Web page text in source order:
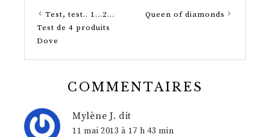
Test, test.. 1…2…
Test de 4 produits
Dove
Queen of diamonds
COMMENTAIRES
Mylène J. dit
11 mai 2013 à 17 h 43 min